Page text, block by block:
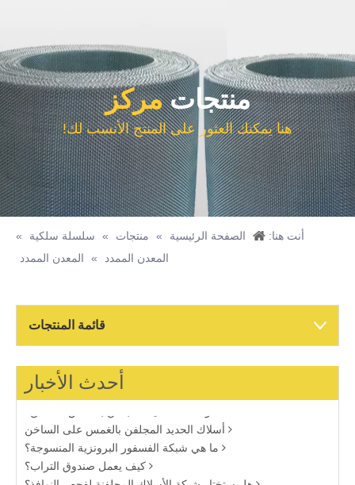
منتجات مركز
هنا يمكنك العثور على المنتج الأنسب لك!
أنت هنا: الصفحة الرئيسية » منتجات » سلسلة سلكية
»
المعدن الممدد
» المعدن الممدد
قائمة المنتجات
أحدث الأخبار
سلك صلب أسود
شبكة أسلاك الفولاذ المقاوم للصدأ الملحومة
قرص تصفية الفولاذ المقاوم للصدأ لمشكلة الترشيح
مقدمة عن قطع أسلاك الحديد
انقر للحصول على مزيد من المعلومات حول قماش أسلاك الفولاذ المقاوم للصدأ
ما هو سلك الحديد المجلفن بالغمس الساخن؟
أسلاك الحديد المجلفن بالغمس على الساخن
ما هي شبكة الفسفور البرونزية المنسوجة؟
كيف يعمل صندوق التراب؟
هل ستختار شبكة الأسلاك المجلفنة لفحص النوافذ؟